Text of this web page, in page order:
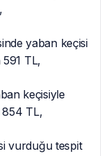
yaban keçisi
TL,
keçisiyle
TL,
vurduğu tespit